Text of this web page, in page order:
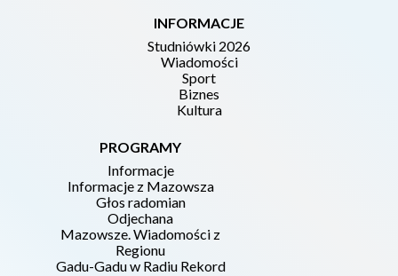
INFORMACJE
Studniówki 2026
Wiadomości
Sport
Biznes
Kultura
PROGRAMY
Informacje
Informacje z Mazowsza
Głos radomian
Odjechana
Mazowsze. Wiadomości z
Regionu
Gadu-Gadu w Radiu Rekord